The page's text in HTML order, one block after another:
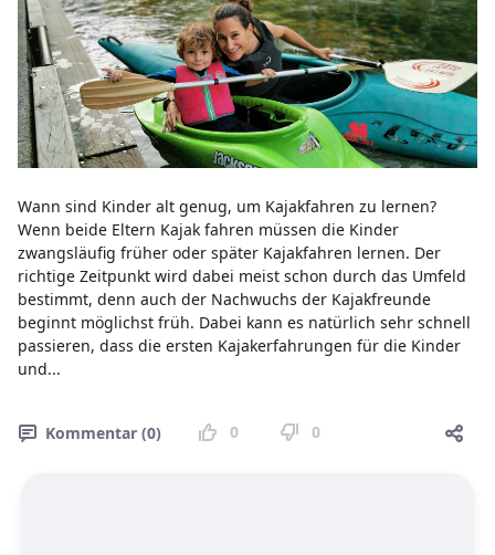
Wann sind Kinder alt genug, um Kajakfahren zu lernen?
Wenn beide Eltern Kajak fahren müssen die Kinder
zwangsläufig früher oder später Kajakfahren lernen. Der
richtige Zeitpunkt wird dabei meist schon durch das Umfeld
bestimmt, denn auch der Nachwuchs der Kajakfreunde
beginnt möglichst früh. Dabei kann es natürlich sehr schnell
passieren, dass die ersten Kajakerfahrungen für die Kinder
und...
Kommentar (0) 0 0